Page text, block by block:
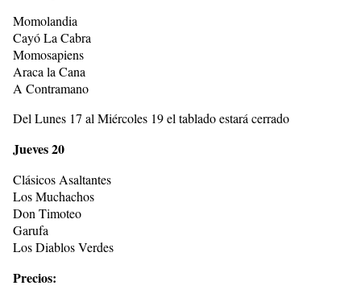
Momolandia
Cayó La Cabra
Momosapiens
Araca la Cana
A Contramano
Del Lunes 17 al Miércoles 19 el tablado estará cerrado
Jueves 20
Clásicos Asaltantes
Los Muchachos
Don Timoteo
Garufa
Los Diablos Verdes
Precios: